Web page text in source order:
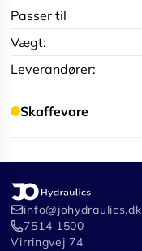
Passer til
Vægt:
Leverandører:
Skaffevare
info@johydraulics.dk
7514 1500
Virringvej 74